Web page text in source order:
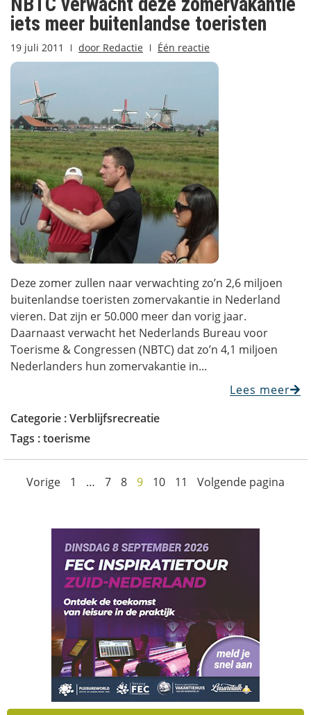
iets meer buitenlandse toeristen
19 juli 2011 door Redactie Één reactie
Deze zomer zullen naar verwachting zo’n 2,6 miljoen
buitenlandse toeristen zomervakantie in Nederland
vieren. Dat zijn er 50.000 meer dan vorig jaar.
Daarnaast verwacht het Nederlands Bureau voor
Toerisme & Congressen (NBTC) dat zo’n 4,1 miljoen
Nederlanders hun zomervakantie in...
Lees meer
Categorie :Verblijfsrecreatie
Tags :toerisme
Vorige 1 … 7 8 9 10 11 Volgende pagina